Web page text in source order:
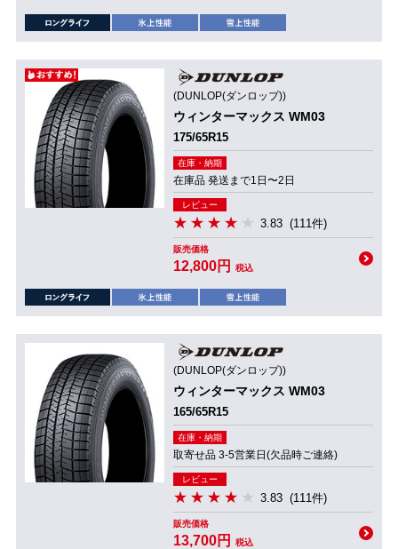
(DUNLOP(ダンロップ))
ウィンターマックス WM03
175/65R15
在庫・納期
在庫品 発送まで1日〜2日
レビュー
3.83 (111件)
販売価格
12,800円 税込
(DUNLOP(ダンロップ))
ウィンターマックス WM03
165/65R15
在庫・納期
取寄せ品 3-5営業日(欠品時ご連絡)
レビュー
3.83 (111件)
販売価格
13,700円 税込